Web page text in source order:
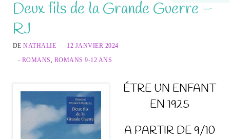
Deux fils de la Grande Guerre –
RJ
DENATHALIE
12 JANVIER 2024
- ROMANS, ROMANS 9-12 ANS
ÉTRE UN ENFANT
EN 1925
A PARTIR DE 9/10